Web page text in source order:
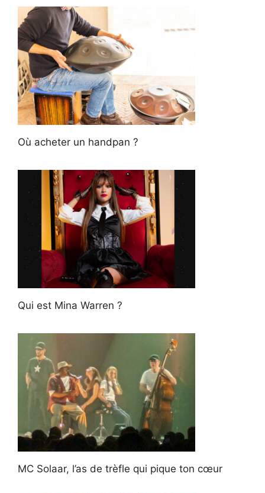
Où acheter un handpan ?
Qui est Mina Warren ?
MC Solaar, l’as de trèfle qui pique ton cœur